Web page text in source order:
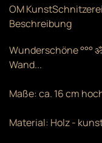
OM
Beschreibung
Wunderschöne °°°
Wand...
Maße: ca. 16 cm
Material: Holz -